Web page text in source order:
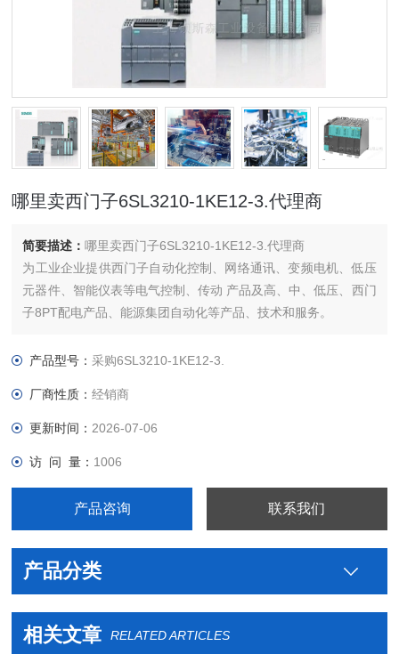
哪里卖西门子6SL3210-1KE12-3.代理商
简要描述：哪里卖西门子6SL3210-1KE12-3.代理商
为工业企业提供西门子自动化控制、网络通讯、变频电机、低压
元器件、智能仪表等电气控制、传动 产品及高、中、低压、西门
子8PT配电产品、能源集团自动化等产品、技术和服务。
自动化控制、网络通讯、变频电机、低压元器件、智能仪表等电
产品型号： 采购6SL3210-1KE12-3.
厂商性质：经销商
更新时间： 2026-07-06
访 问 量： 1006
产品咨询 联系我们
产品分类
相关文章 RELATED ARTICLES